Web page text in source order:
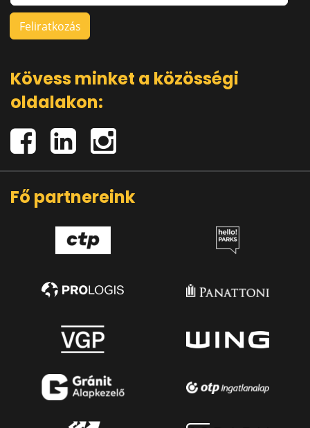
Kövess minket a közösségi
oldalakon:
Fő partnereink